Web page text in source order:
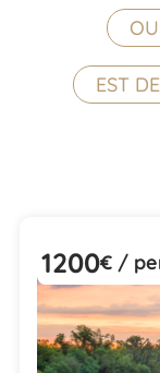
EST
1200€ /